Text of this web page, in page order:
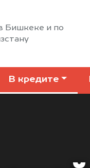
Бишкеке и по
В кредите